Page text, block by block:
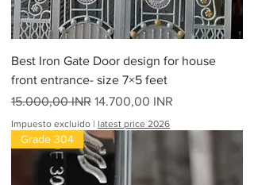
Best Iron Gate Door design for house
front entrance- size 7×5 feet
Precio
15.000,00 INR Precio de oferta
14.700,00 INR
Impuesto excluido | latest price 2026
Grade 304